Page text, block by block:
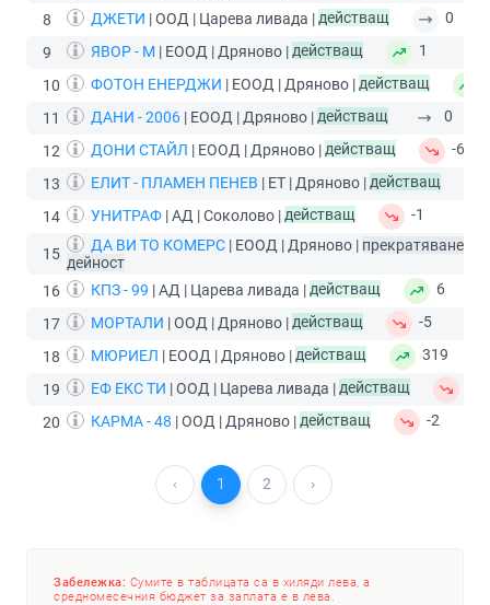
8
ДЖЕТИ | ООД | Царева ливада |действащ
0
9
ЯВОР - М | ЕООД | Дряново |действащ
1
10
ФОТОН ЕНЕРДЖИ | ЕООД | Дряново |действащ
11
ДАНИ - 2006 | ЕООД | Дряново |действащ
0
12
ДОНИ СТАЙЛ | ЕООД | Дряново |действащ
-6
13
ЕЛИТ - ПЛАМЕН ПЕНЕВ | ЕТ | Дряново |действащ
14
УНИТРАФ | АД | Соколово |действащ -1
15 ДА ВИ ТО КОМЕРС | ЕООД | Дряново | прекратяване на
дейност
16
КПЗ - 99 | АД | Царева ливада |действащ
6
17
МОРТАЛИ | ООД | Дряново |действащ
-5
18
МЮРИЕЛ | ЕООД | Дряново |действащ
319
19
ЕФ ЕКС ТИ | ООД | Царева ливада |действащ
20
КАРМА - 48 | ООД | Дряново |действащ -2
‹ 1 2 ›
Забележка: Сумите в таблицата са в хиляди лева, а
средномесечния бюджет за заплата е в лева.